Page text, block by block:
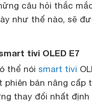
câu hỏi thắc
như thế nào, sẽ
tivi OLED E7
thể nói smart tivi
bản nâng cấp
thay đổi nhất